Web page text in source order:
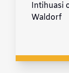
Intihuasi
Waldorf